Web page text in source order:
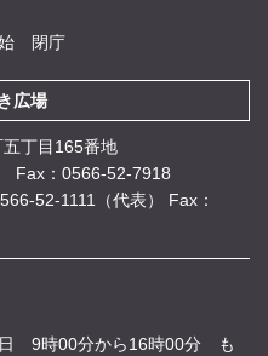
始 閉庁
広場
丁目165番地
Fax：0566-52-7918
52-1111（代表）
Fax：
日 9時00分から16時00分 も